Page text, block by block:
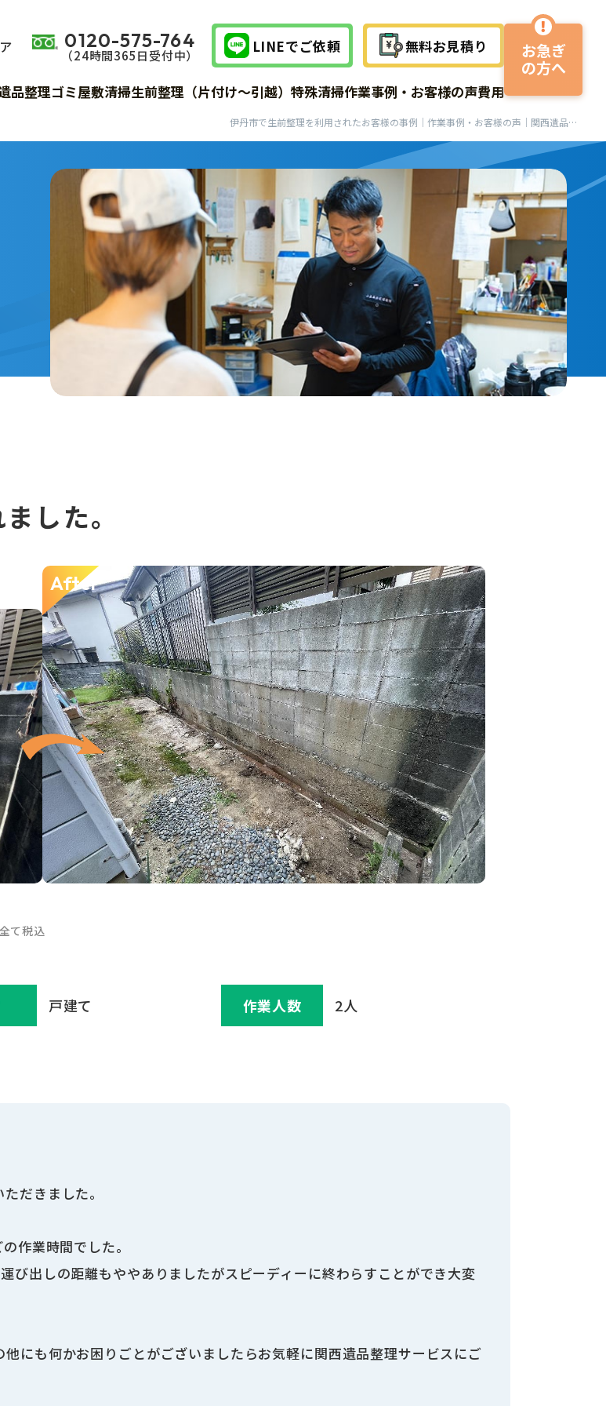
0120-575-764
（24時間365⽇受付中） LINEでご依頼 無料お見積り
品整理
よくある質問
ゴミ屋敷清掃
よくある質問
生前整理（片付け～引越）
よくある質問
特殊清掃
費用 サービスの流れ
作業事例・お客様の声費用
お急ぎ
の方へ
伊丹市で生前整理を利用されたお客様の事例｜作業事例・お客様の声｜関西遺品整理サービス
した。
After
て税込
戸建て 作業⼈数 2人
だきました。
作業時間でした。
び出しの距離もややありましたがスピーディーに終わらすことができ大変
にも何かお困りごとがございましたらお気軽に関西遺品整理サービスにご